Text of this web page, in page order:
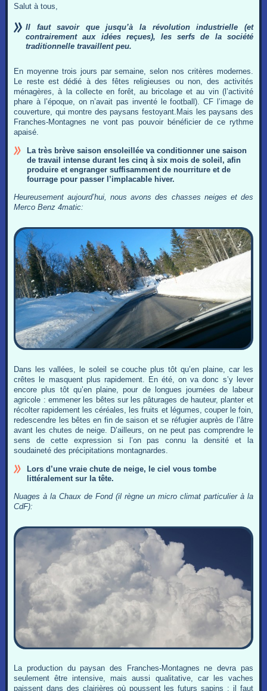
Salut à tous,
Il faut savoir que jusqu’à la révolution industrielle (et
contrairement aux idées reçues), les serfs de la société
traditionnelle travaillent peu.
En moyenne trois jours par semaine, selon nos critères modernes.
Le reste est dédié à des fêtes religieuses ou non, des activités
ménagères, à la collecte en forêt, au bricolage et au vin (l’activité
phare à l’époque, on n’avait pas inventé le football). CF l’image de
couverture, qui montre des paysans festoyant.Mais les paysans des
Franches-Montagnes ne vont pas pouvoir bénéficier de ce rythme
apaisé.
La très brève saison ensoleillée va conditionner une saison
de travail intense durant les cinq à six mois de soleil, afin
produire et engranger suffisamment de nourriture et de
fourrage pour passer l’implacable hiver.
Heureusement aujourd’hui, nous avons des chasses neiges et des
Merco Benz 4matic:
Dans les vallées, le soleil se couche plus tôt qu’en plaine, car les
crêtes le masquent plus rapidement. En été, on va donc s’y lever
encore plus tôt qu’en plaine, pour de longues journées de labeur
agricole : emmener les bêtes sur les pâturages de hauteur, planter et
récolter rapidement les céréales, les fruits et légumes, couper le foin,
redescendre les bêtes en fin de saison et se réfugier auprès de l’âtre
avant les chutes de neige. D’ailleurs, on ne peut pas comprendre le
sens de cette expression si l’on pas connu la densité et la
soudaineté des précipitations montagnardes.
Lors d’une vraie chute de neige, le ciel vous tombe
littéralement sur la tête.
Nuages à la Chaux de Fond (il règne un micro climat particulier à la
CdF):
La production du paysan des Franches-Montagnes ne devra pas
seulement être intensive, mais aussi qualitative, car les vaches
paissent dans des clairières où poussent les futurs sapins ; il faut